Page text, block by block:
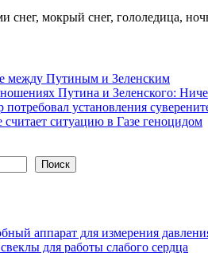
снег, мокрый снег, гололедица,
между Путиным и Зеленским
Путина и Зеленского:
установления
ситуацию в Газе геноцидом
Поиск
аппарат для измерения
для работы слабого сердца